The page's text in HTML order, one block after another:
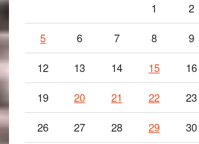
1 2
5 6 7 8 9
12 13 14 15 16
19 20 21 22 23
26 27 28 29 30